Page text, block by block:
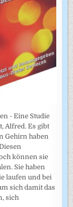
- Eine Studie
Alfred. Es gibt
Gehirn haben
können sie
Sie haben
laufen und bei
sich damit das
sich